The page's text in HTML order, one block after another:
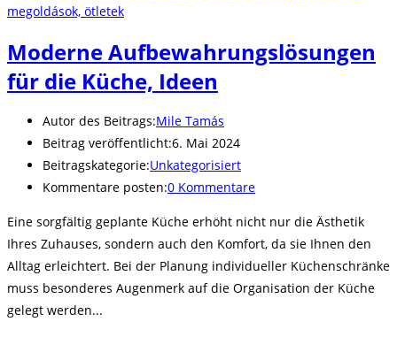
Moderne Aufbewahrungslösungen
für die Küche, Ideen
Autor des Beitrags:Mile Tamás
Beitrag veröffentlicht:6. Mai 2024
Beitragskategorie:Unkategorisiert
Kommentare posten:0 Kommentare
Eine sorgfältig geplante Küche erhöht nicht nur die Ästhetik
Ihres Zuhauses, sondern auch den Komfort, da sie Ihnen den
Alltag erleichtert. Bei der Planung individueller Küchenschränke
muss besonderes Augenmerk auf die Organisation der Küche
gelegt werden...